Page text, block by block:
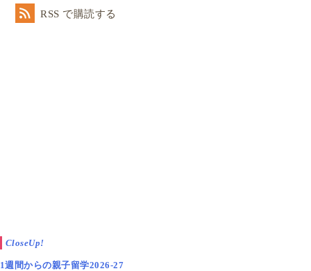
RSS で購読する
CloseUp!
1週間からの親子留学2026-27